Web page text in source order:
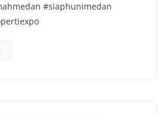
#siaphunimedan